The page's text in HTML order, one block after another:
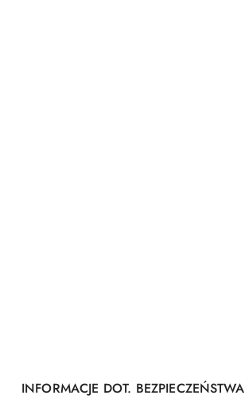
INFORMACJE DOT. BEZPIECZEŃSTWA